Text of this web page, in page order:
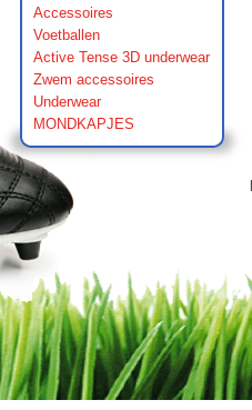
Accessoires
Voetballen
Active Tense 3D underwear
Zwem accessoires
Underwear
MONDKAPJES